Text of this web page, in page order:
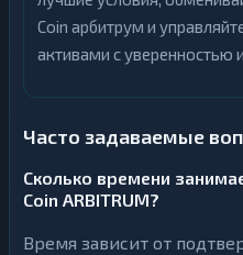
Coin арбитрум и
активами с уверенностью
Часто задаваемые
Сколько времени
Coin ARBITRUM?
Время зависит от